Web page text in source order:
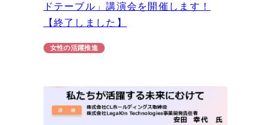
ドテーブル」講演会を開催します！
【終了しました】
女性の活躍推進